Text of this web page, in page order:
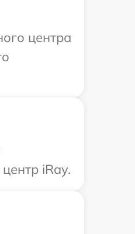
центра
iRay.